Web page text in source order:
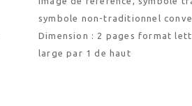
symbole non-traditionnel
Dimension : 2 pages format
large par 1 de haut